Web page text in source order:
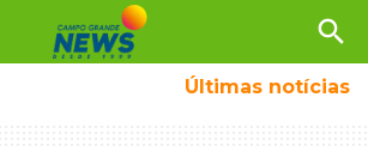
search
Últimas notícias